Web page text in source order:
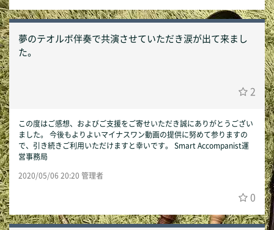
夢のテオルボ伴奏で共演させていただき涙が出て来まし
た。
2
この度はご感想、およびご支援をご寄せいただき誠にありがとうござい
ました。 今後もよりよいマイナスワン動画の提供に努めて参りますの
で、引き続きご利用いただけますと幸いです。 Smart Accompanist運
営事務局
2020/05/06 20:20 管理者
0